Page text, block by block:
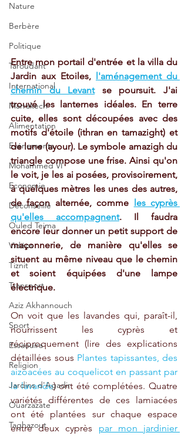
Nature
Berbère
Politique
Taroudant
International
Marrakech
Alimentation
Evénements
Mohammed VI
Economie
Déconseillé
Ouled Teima
Vidéos
Tiznit
Transport
Aziz Akhannouch
Sport
Essaouira
Religion
Jardins d'Agadir
Ouarzazate
Taghazout
Entre mon portail d'entrée et la villa du
Jardin aux Etoiles, l'aménagement du
chemin du Levant se poursuit. J'ai
trouvé les lanternes idéales. En terre
cuite, elles sont découpées avec des
motifs d'étoile (ithran en tamazight) et
de lune (ayour). Le symbole amazigh du
triangle compose une frise. Ainsi qu'on
le voit, je les ai posées, provisoirement,
à quelques mètres les unes des autres,
de façon alternée, comme les cyprès
qu'elles accompagnent. Il faudra
encore leur donner un petit support de
maçonnerie, de manière qu'elles se
situent au même niveau que le chemin
et soient équipées d'une lampe
électrique.
On voit que les lavandes qui, paraît-il,
nourrissent les cyprès et
réciproquement (lire des explications
détaillées sous Plantes tapissantes, des
aizoacées au coquelicot en passant par
la lavande) ont été complétées. Quatre
variétés différentes de ces lamiacées
ont été plantées sur chaque espace
entre deux cyprès par mon jardinier